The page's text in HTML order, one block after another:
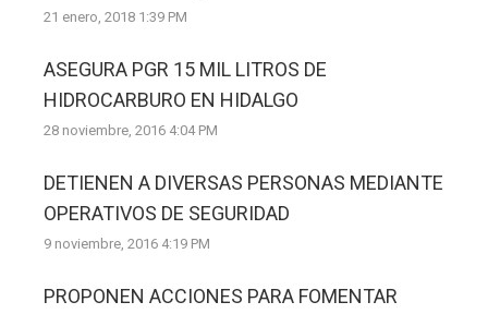
21 enero, 2018 1:39 PM
ASEGURA PGR 15 MIL LITROS DE
HIDROCARBURO EN HIDALGO
28 noviembre, 2016 4:04 PM
DETIENEN A DIVERSAS PERSONAS MEDIANTE
OPERATIVOS DE SEGURIDAD
9 noviembre, 2016 4:19 PM
PROPONEN ACCIONES PARA FOMENTAR